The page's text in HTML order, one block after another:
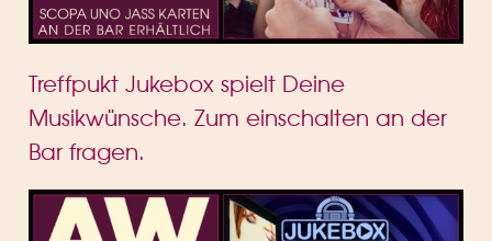
Treffpukt Jukebox spielt Deine
Musikwünsche. Zum einschalten an der
Bar fragen.